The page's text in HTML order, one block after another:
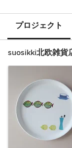
プロジェクト
suosikki北欧雑貨